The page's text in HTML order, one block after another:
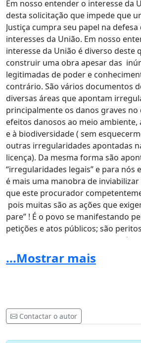
Em nosso entender o interesse da
desta solicitação que impede que
Justiça cumpra seu papel na
interesses da União. Em nosso
interesse da União é diverso deste
construir uma obra apesar das
legitimadas de poder e
contrário. São vários documentos
diversas áreas que apontam
principalmente os danos graves no
efeitos danosos ao meio ambiente,
e à biodiversidade ( sem
outras irregularidades apontadas
licença). Da mesma forma são
“irregularidades legais” e para nós
é mais uma manobra de
que este procurador
pois muitas são as ações que
pare” ! É o povo se manifestando
petições e atos públicos; são
a sorte de irregularidades e
petições, manifestações públicas,
por email, no Facebook, em muitos
respeite a legislação. Há mesmo
se pronunciam contra esta obra
...Mostrar mais
Contactar o autor